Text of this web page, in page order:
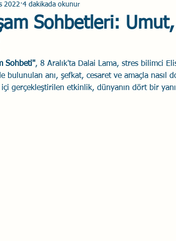
Harrison Assessments
- Human Factors
Uçak Kazaları Sosyal Zekâ
Sohbetleri:
2022 4 dakikada okunur
Sohbeti", 8 Aralık'ta Dalai Lama, stres bilimci
bulunulan anı, şefkat, cesaret ve amaçla nasıl
gerçekleştirilen etkinlik, dünyanın dört bir